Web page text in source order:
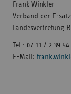
Frank Winkler
Verband der
Landesvertretung
Tel.: 07 11 / 2 39
E-Mail: